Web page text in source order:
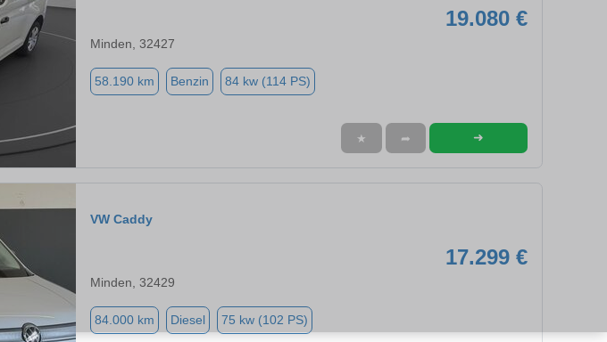
19.080 €
Minden, 32427
58.190 km Benzin 84 kw (114 PS)
★ ➦ ➜
VW Caddy
17.299 €
Minden, 32429
84.000 km Diesel 75 kw (102 PS)